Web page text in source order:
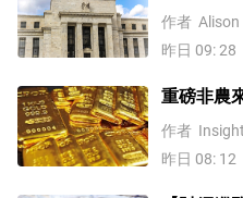
格漲4%，
作者 Alison
昨日 09: 28
重磅非農
素預示金
作者
昨日 08: 12